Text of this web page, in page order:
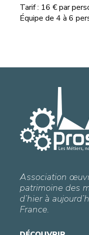
Tarif : 16 € par
Équipe de 4 à 6
Association
patrimoine des
d’hier à
France.